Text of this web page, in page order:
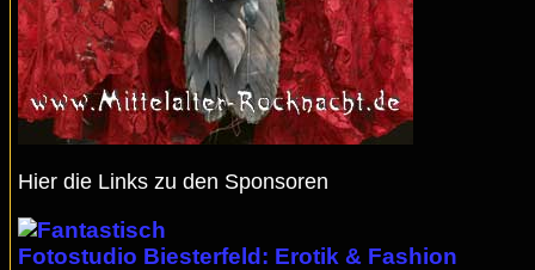
Hier die Links zu den Sponsoren
Fotostudio Biesterfeld: Erotik & Fashion